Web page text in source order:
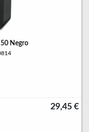
Negro
29,45 €